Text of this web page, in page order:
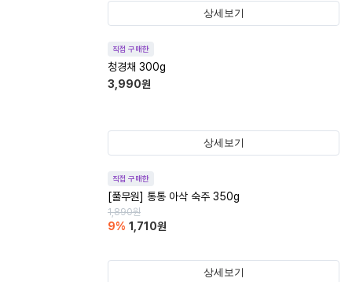
상세보기
직접 구매한
청경채 300g
3,990원
상세보기
직접 구매한
[풀무원] 통통 아삭 숙주 350g
1,890원
9% 1,710원
상세보기